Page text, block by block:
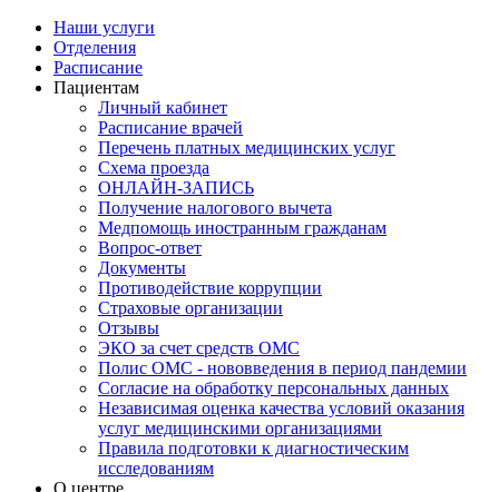
Наши услуги
Отделения
Расписание
Пациентам
Личный кабинет
Расписание врачей
Перечень платных медицинских услуг
Схема проезда
ОНЛАЙН-ЗАПИСЬ
Получение налогового вычета
Медпомощь иностранным гражданам
Вопрос-ответ
Документы
Противодействие коррупции
Страховые организации
Отзывы
ЭКО за счет средств ОМС
Полис ОМС - нововведения в период пандемии
Согласие на обработку персональных данных
Независимая оценка качества условий оказания
услуг медицинскими организациями
Правила подготовки к диагностическим
исследованиям
О центре